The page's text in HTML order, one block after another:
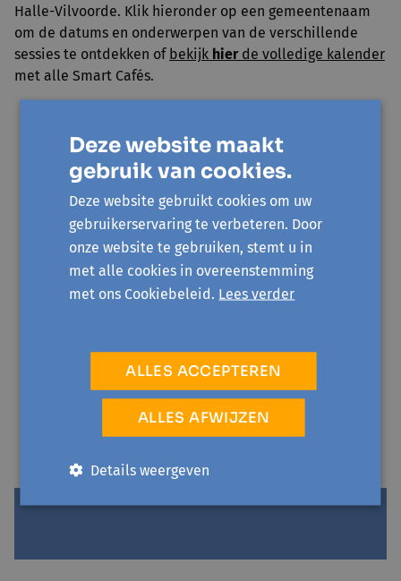
Halle-Vilvoorde. Klik hieronder op een gemeentenaam
om de datums en onderwerpen van de verschillende
sessies te ontdekken of bekijk hier de volledige kalender
met alle Smart Cafés.
Galmaarden
Gooik
Grimbergen
Kampenhout
Kapelle-op-den-Bos
Sint-Pieters-Leeuw
Deze website maakt
gebruik van cookies.
Deze website gebruikt cookies om uw
gebruikerservaring te verbeteren. Door
onze website te gebruiken, stemt u in
met alle cookies in overeenstemming
met ons Cookiebeleid. Lees verder
ALLES ACCEPTEREN
ALLES AFWIJZEN
Details weergeven